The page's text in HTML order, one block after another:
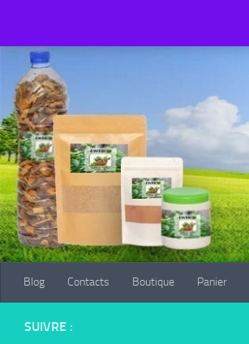
Blog Contacts Boutique Panier
SUIVRE :